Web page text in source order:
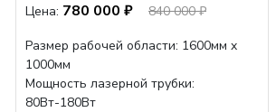
Цена: 780 000 ₽
840 000 ₽
Размер рабочей области: 1600мм x
1000мм
Мощность лазерной трубки:
80Вт-180Вт